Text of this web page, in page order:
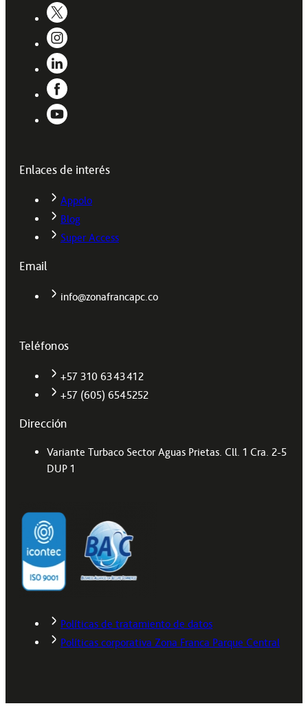
Enlaces de interés
Appolo
Blog
Super Access
Email
info@zonafrancapc.co
Teléfonos
+57 310 6343412
+57 (605) 6545252
Dirección
Variante Turbaco Sector Aguas Prietas. Cll. 1 Cra. 2-5
DUP 1
Políticas de tratamiento de datos
Políticas corporativa Zona Franca Parque Central